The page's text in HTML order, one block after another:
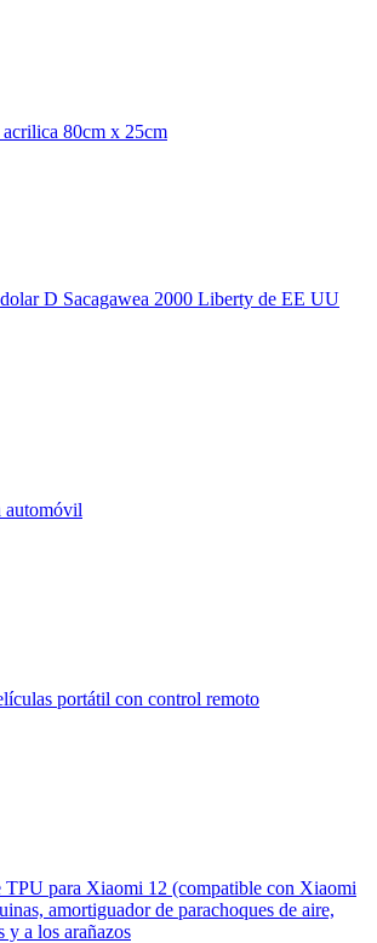
80cm x 25cm
D Sacagawea 2000 Liberty de EE UU
automóvil
portátil con control remoto
TPU para Xiaomi 12 (compatible con Xiaomi
amortiguador de parachoques de aire,
y a los arañazos